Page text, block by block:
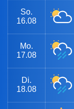
So.
16.08
Mo.
17.08
Di.
18.08